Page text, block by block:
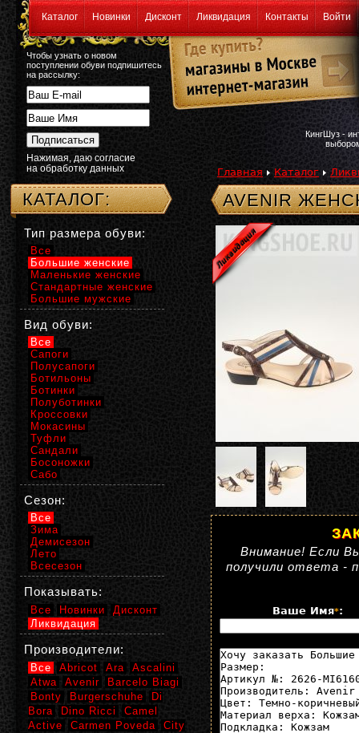
Каталог Новинки Дисконт Ликвидация Контакты Войти
Чтобы узнать о новом
поступлении обуви подпишитесь
на рассылку:
Нажимая, даю согласие
на обработку данных
КингШуз -
Главная Каталог
AVENIR
Внимание! Если
получили ответа -
Ваше Имя*:
КАТАЛОГ:
Тип размера обуви:
Все
Большие женские
Маленькие женские
Стандартные женские
Большие мужские
Вид обуви:
Все
Сапоги
Полусапоги
Ботильоны
Ботинки
Полуботинки
Кроссовки
Мокасины
Туфли
Сандали
Босоножки
Сабо
Сезон:
Все
Зима
Демисезон
Лето
Всесезон
Показывать:
Все Новинки
Дисконт
Ликвидация
Производители:
Все Abricot Ara
Ascalini
Atwa
Avenir
Barcelo Biagi
Bonty
Burgerschuhe
Di
Bora
Dino Ricci
Camel
Active
Carmen Poveda
City